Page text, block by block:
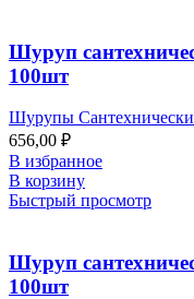
Шуруп
100шт
Шурупы
656,00 ₽
В избранное
В корзину
Быстрый просмотр
Шуруп
100шт